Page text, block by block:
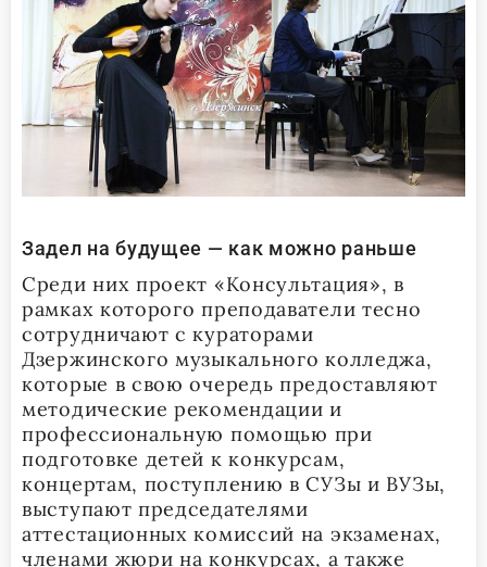
Задел на будущее — как можно раньше
Среди них проект «Консультация», в
рамках которого преподаватели тесно
сотрудничают с кураторами
Дзержинского музыкального колледжа,
которые в свою очередь предоставляют
методические рекомендации и
профессиональную помощью при
подготовке детей к конкурсам,
концертам, поступлению в СУЗы и ВУЗы,
выступают председателями
аттестационных комиссий на экзаменах,
членами жюри на конкурсах, а также